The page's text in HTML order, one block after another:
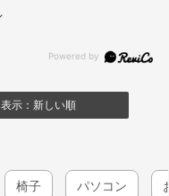
表示：新しい順
椅子 パソコン